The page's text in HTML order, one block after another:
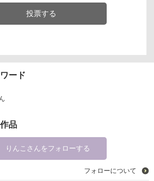
投票する
ード
品
りんこさんをフォローする
フォローについて